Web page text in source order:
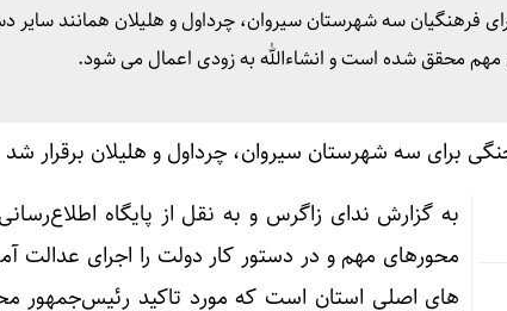
فرهنگیان سه شهرستان سیروان، چرداول و هلیلان همانند سایر
مهم محقق شده است و انشاءالله به زودی اعمال می شود.
به گزارش ندای زاگرس و به نقل از پایگاه اطلاع‌رسانی
محورهای مهم و در دستور کار دولت را اجرای عدالت
های اصلی استان است که مورد تاکید رئیس‌جمهور